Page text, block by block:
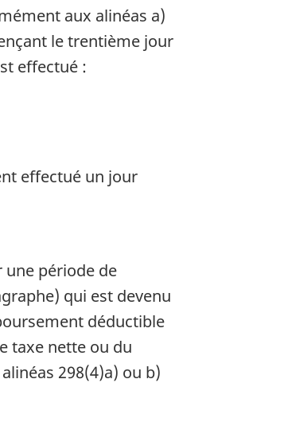
aux alinéas a)
le trentième jour
effectué :
effectué un jour
une période de
qui est devenu
déductible
taxe nette ou du
298(4)a) ou b)